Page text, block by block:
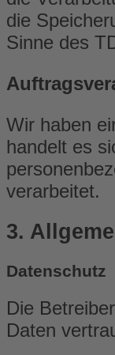
die
Sinne des
Wir haben
handelt es
verarbeitet.
3.
Datenschutz
Die
Daten